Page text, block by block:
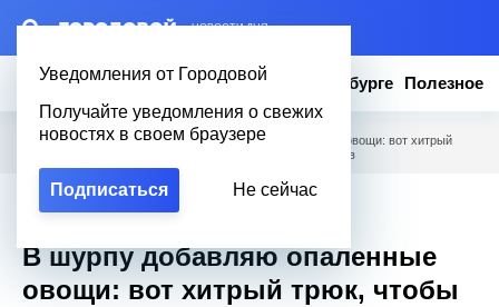
– НОВОСТИ ДНЯ
Уведомления от Городовой
Получайте уведомления о свежих
новостях в своем браузере
Подписаться Не сейчас
Новости Эксклюзив Вопросы о Петербурге Полезное
Городовой Полезное / В шурпу добавляю опаленные овощи: вот хитрый
трюк, чтобы бульон был как слеза и на вкус — пища богов
Эксклюзив
В шурпу добавляю опаленные
овощи: вот хитрый трюк, чтобы